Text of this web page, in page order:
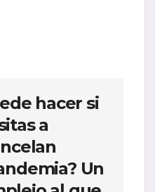
hacer si
a
Un